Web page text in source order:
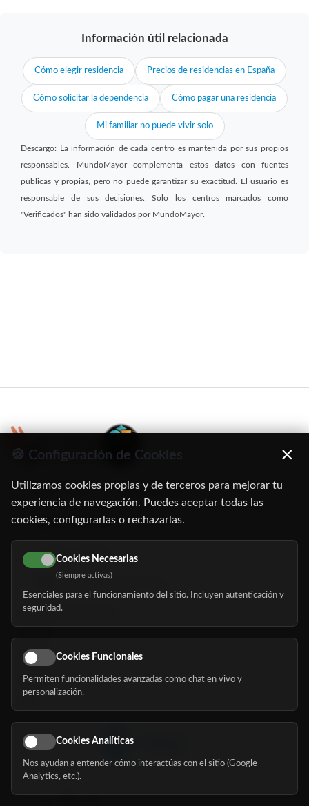
Información útil relacionada
Cómo elegir residencia Precios de residencias en España
Cómo solicitar la dependencia Cómo pagar una residencia
Mi familiar no puede vivir solo
Descargo: La información de cada centro es mantenida por sus propios
responsables. MundoMayor complementa estos datos con fuentes
públicas y propias, pero no puede garantizar su exactitud. El usuario es
responsable de sus decisiones. Solo los centros marcados como
"Verificados" han sido validados por MundoMayor.
C/ Oruro, 11. 28016 Madrid
91 345 06 26
616 113 103
hola@mundomayor.com
Buscador de residencias
Eventos
Nosotros
Síguenos
🍪 Configuración de Cookies ×
Utilizamos cookies propias y de terceros para mejorar tu
experiencia de navegación. Puedes aceptar todas las
cookies, configurarlas o rechazarlas.
Cookies Necesarias
(Siempre activas)
Esenciales para el funcionamiento del sitio. Incluyen autenticación y
seguridad.
Cookies Funcionales
Permiten funcionalidades avanzadas como chat en vivo y
personalización.
Cookies Analíticas
Nos ayudan a entender cómo interactúas con el sitio (Google
Analytics, etc.).